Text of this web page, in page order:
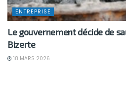
ENTREPRISE
Le gouvernement décide de
Bizerte
18 MARS 2026